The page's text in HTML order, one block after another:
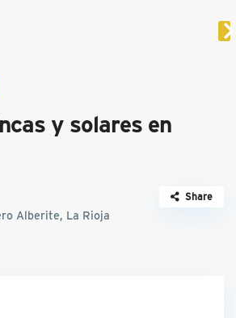
y solares en
Alberite, La Rioja
Share